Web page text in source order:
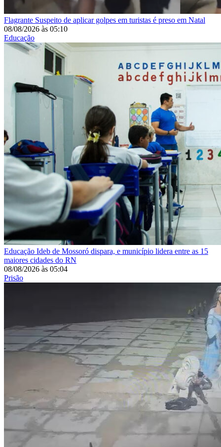
Flagrante Suspeito de aplicar golpes em turistas é preso em Natal
08/08/2026 às 05:10
Educação
Educação Ideb de Mossoró dispara, e município lidera entre as 15
maiores cidades do RN
08/08/2026 às 05:04
Prisão